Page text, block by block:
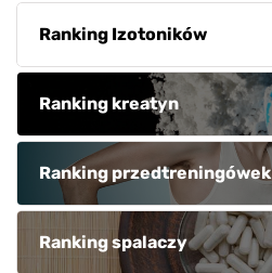
Ranking Izotoników
Ranking kreatyn
Ranking przedtreningówek
Ranking spalaczy